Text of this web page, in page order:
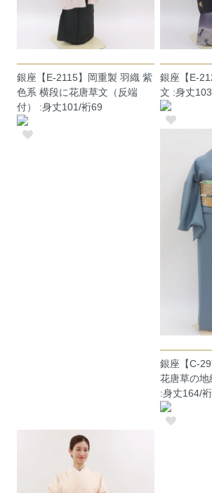
銀座【E-2115】岡重製 羽織 紫
色系 横段に花唐草文（反端
付） :身丈101/裄69
銀座【E-
文 :身丈
銀座【C-
花唐草の地
:身丈164/